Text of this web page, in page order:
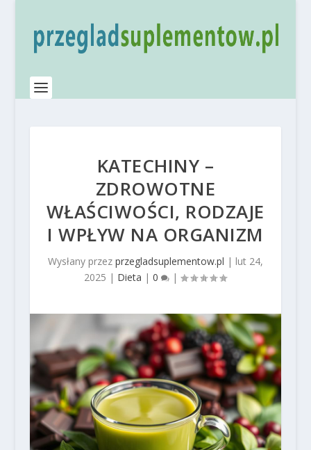
KATECHINY –
ZDROWOTNE
WŁAŚCIWOŚCI, RODZAJE
I WPŁYW NA ORGANIZM
Wysłany przez przegladsuplementow.pl | lut 24,
2025 | Dieta |0 |